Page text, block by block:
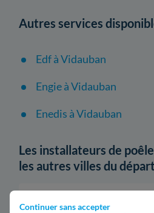
Continuer sans accepter
Autres services
Edf à Vidauban
Engie à Vidauban
Enedis à Vidauban
Les installateurs de
les autres villes du